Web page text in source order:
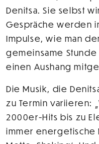
Denitsa. Sie selbst
Gespräche werden
Impulse, wie man
gemeinsame
einen Aushang
Die Musik, die
zu Termin variieren:
2000er-Hits bis zu
immer energetische